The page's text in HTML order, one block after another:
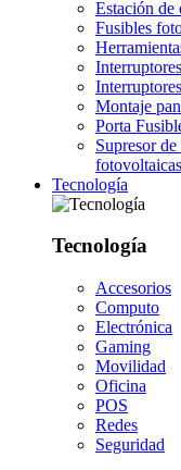
Estación de
Fusibles
Montaje
Porta
Supresor
fotovoltaicas
Tecnología
Tecnología
Accesorios
Computo
Electrónica
Gaming
Movilidad
Oficina
POS
Redes
Seguridad